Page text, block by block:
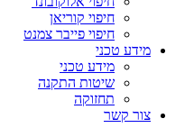
חיפוי קוריאן
חיפוי פייבר צמנט
מידע טכני
מידע טכני
שיטות התקנה
תחזוקה
צור קשר